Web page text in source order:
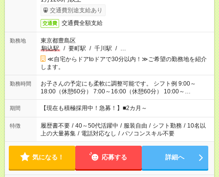
交通費別途支給あり
交通費 交通費全額支給
勤務地
東京都豊島区
駒込駅
/ 要町駅 / 千川駅 / …
≪自宅からドアtoドアで30分以内！≫ご希望の勤務地を紹介
します。
勤務時間
お子さんの予定にも柔軟に調整可能です。 シフト例 9:00～
18:00（休憩60分） 7:00～16:00（休憩60分） 10:00～
19:00（休憩60分） ※Wワーク希望の方へ 今ご覧のお仕事で希
望する勤務時間と、もう1つのお仕事の勤務時間の合計が 週40
期間 【現在も積極採用中！急募！】■2カ月～
特徴 履歴書不要 / 40～50代活躍中 / 服装自由 / シフト勤務 / 10名以
上の大量募集 / 電話対応なし / パソコンスキル不要
気になる！ 応募する 詳細へ